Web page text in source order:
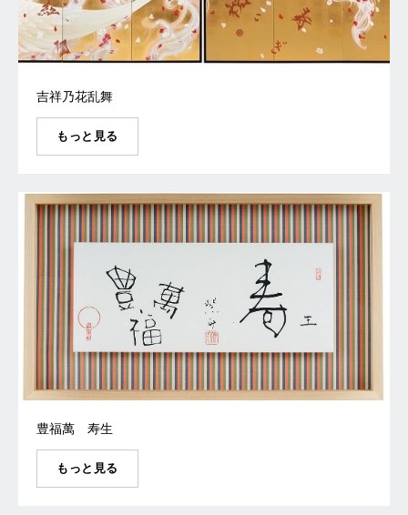
吉祥乃花乱舞
もっと見る
豊福萬 寿生
もっと見る